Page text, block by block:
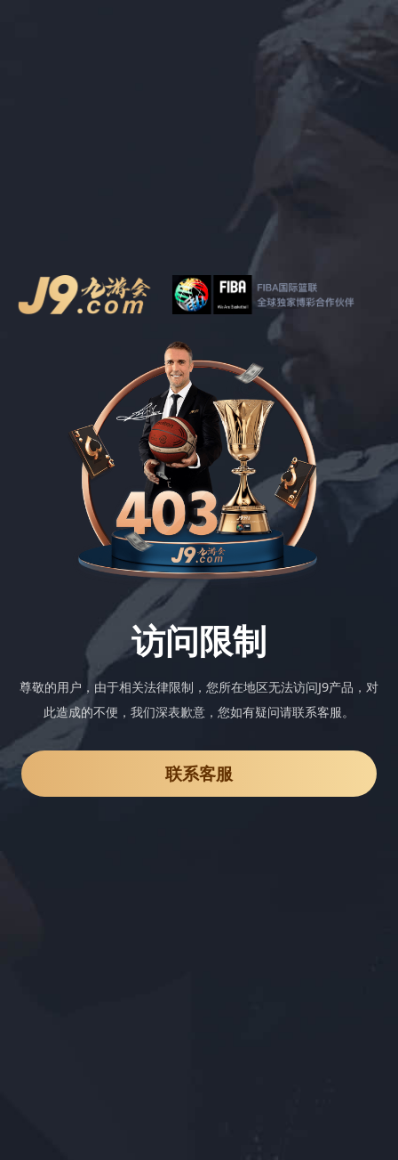
访问限制
尊敬的用户，由于相关法律限制，您所在地区无法访问J9产品，对
此造成的不便，我们深表歉意，您如有疑问请联系客服。
联系客服